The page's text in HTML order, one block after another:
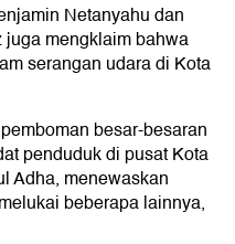
Netanyahu dan
mengklaim bahwa
serangan udara di Kota
besar-besaran
penduduk di pusat Kota
Adha, menewaskan
beberapa lainnya,